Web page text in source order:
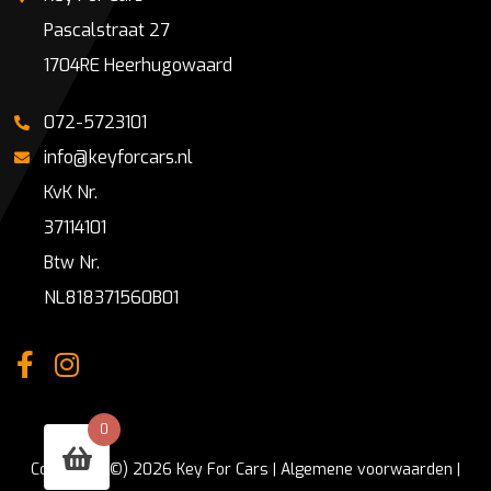
Pascalstraat 27
1704RE Heerhugowaard
072-5723101
info@keyforcars.nl
KvK Nr.
37114101
Btw Nr.
NL818371560B01
Copyright (©) 2026 Key For Cars | Algemene voorwaarden
0